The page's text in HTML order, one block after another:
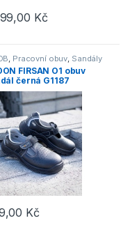
Kč
lze vybrat na stránce
Pracovní obuv Sandály
FIRSAN O1 obuv
černá G1187
Kč
produkt má více